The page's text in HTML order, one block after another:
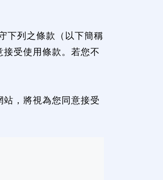
下列之條款（以下簡稱
接受使用條款。若您不
，將視為您同意接受